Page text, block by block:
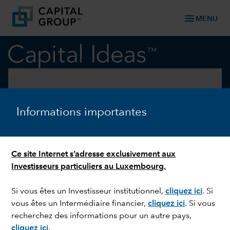
Informations importantes
Ce site Internet s’adresse exclusivement aux
Investisseurs particuliers au Luxembourg.
Si vous êtes un Investisseur institutionnel,cliquez ici. Si
vous êtes un Intermédiaire financier,cliquez ici. Si vous
recherchez des informations pour un autre pays,
cliquez ici.
menu MENU
ESG
IA : quel impact pour l’ESG ?